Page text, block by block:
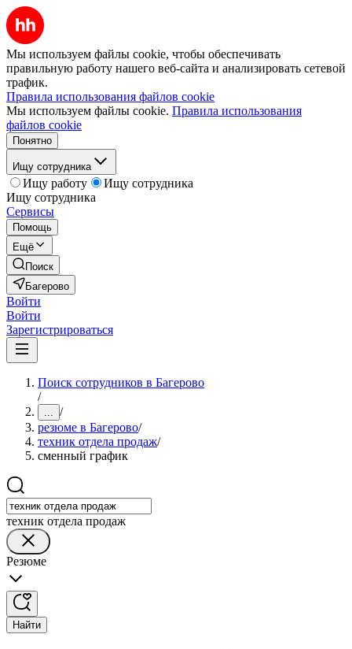
Мы используем файлы cookie, чтобы обеспечивать
правильную работу нашего веб-сайта и анализировать сетевой
трафик.
Правила использования файлов cookie
Мы используем файлы cookie. Правила использования
файлов cookie
Понятно
Ищу сотрудника
Ищу работу
Ищу сотрудника
Ищу сотрудника
Сервисы
Помощь
Ещё
Поиск
Багерово
Войти
Войти
Зарегистрироваться
Поиск сотрудников в Багерово
/
... /
резюме в Багерово/
техник отдела продаж/
сменный график
техник отдела продаж
Резюме
Найти